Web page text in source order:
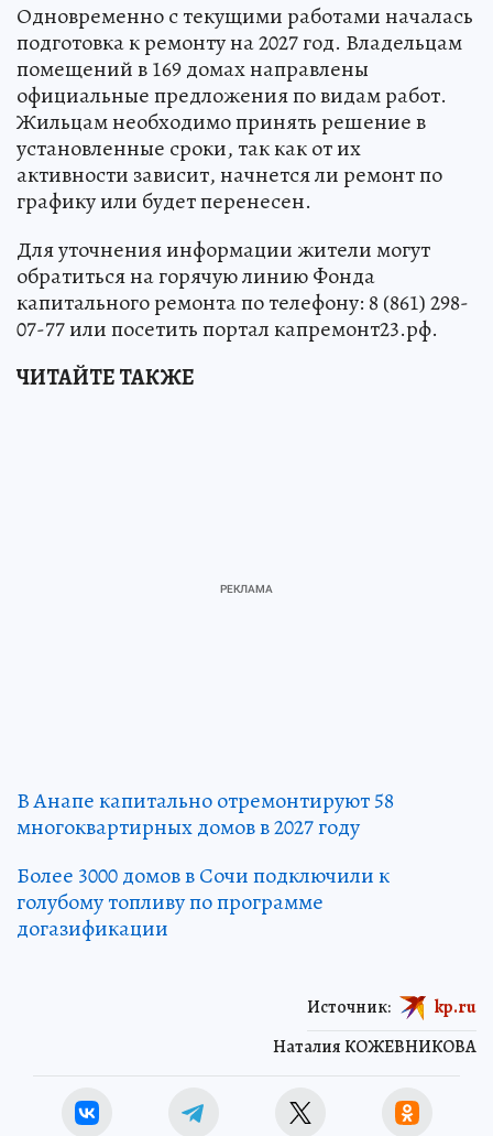
Одновременно с текущими работами началась
подготовка к ремонту на 2027 год. Владельцам
помещений в 169 домах направлены
официальные предложения по видам работ.
Жильцам необходимо принять решение в
установленные сроки, так как от их
активности зависит, начнется ли ремонт по
графику или будет перенесен.
Для уточнения информации жители могут
обратиться на горячую линию Фонда
капитального ремонта по телефону: 8 (861) 298-
07-77 или посетить портал капремонт23.рф.
ЧИТАЙТЕ ТАКЖЕ
В Анапе капитально отремонтируют 58
многоквартирных домов в 2027 году
Более 3000 домов в Сочи подключили к
голубому топливу по программе
догазификации
Наталия КОЖЕВНИКОВА
Источник: kp.ru